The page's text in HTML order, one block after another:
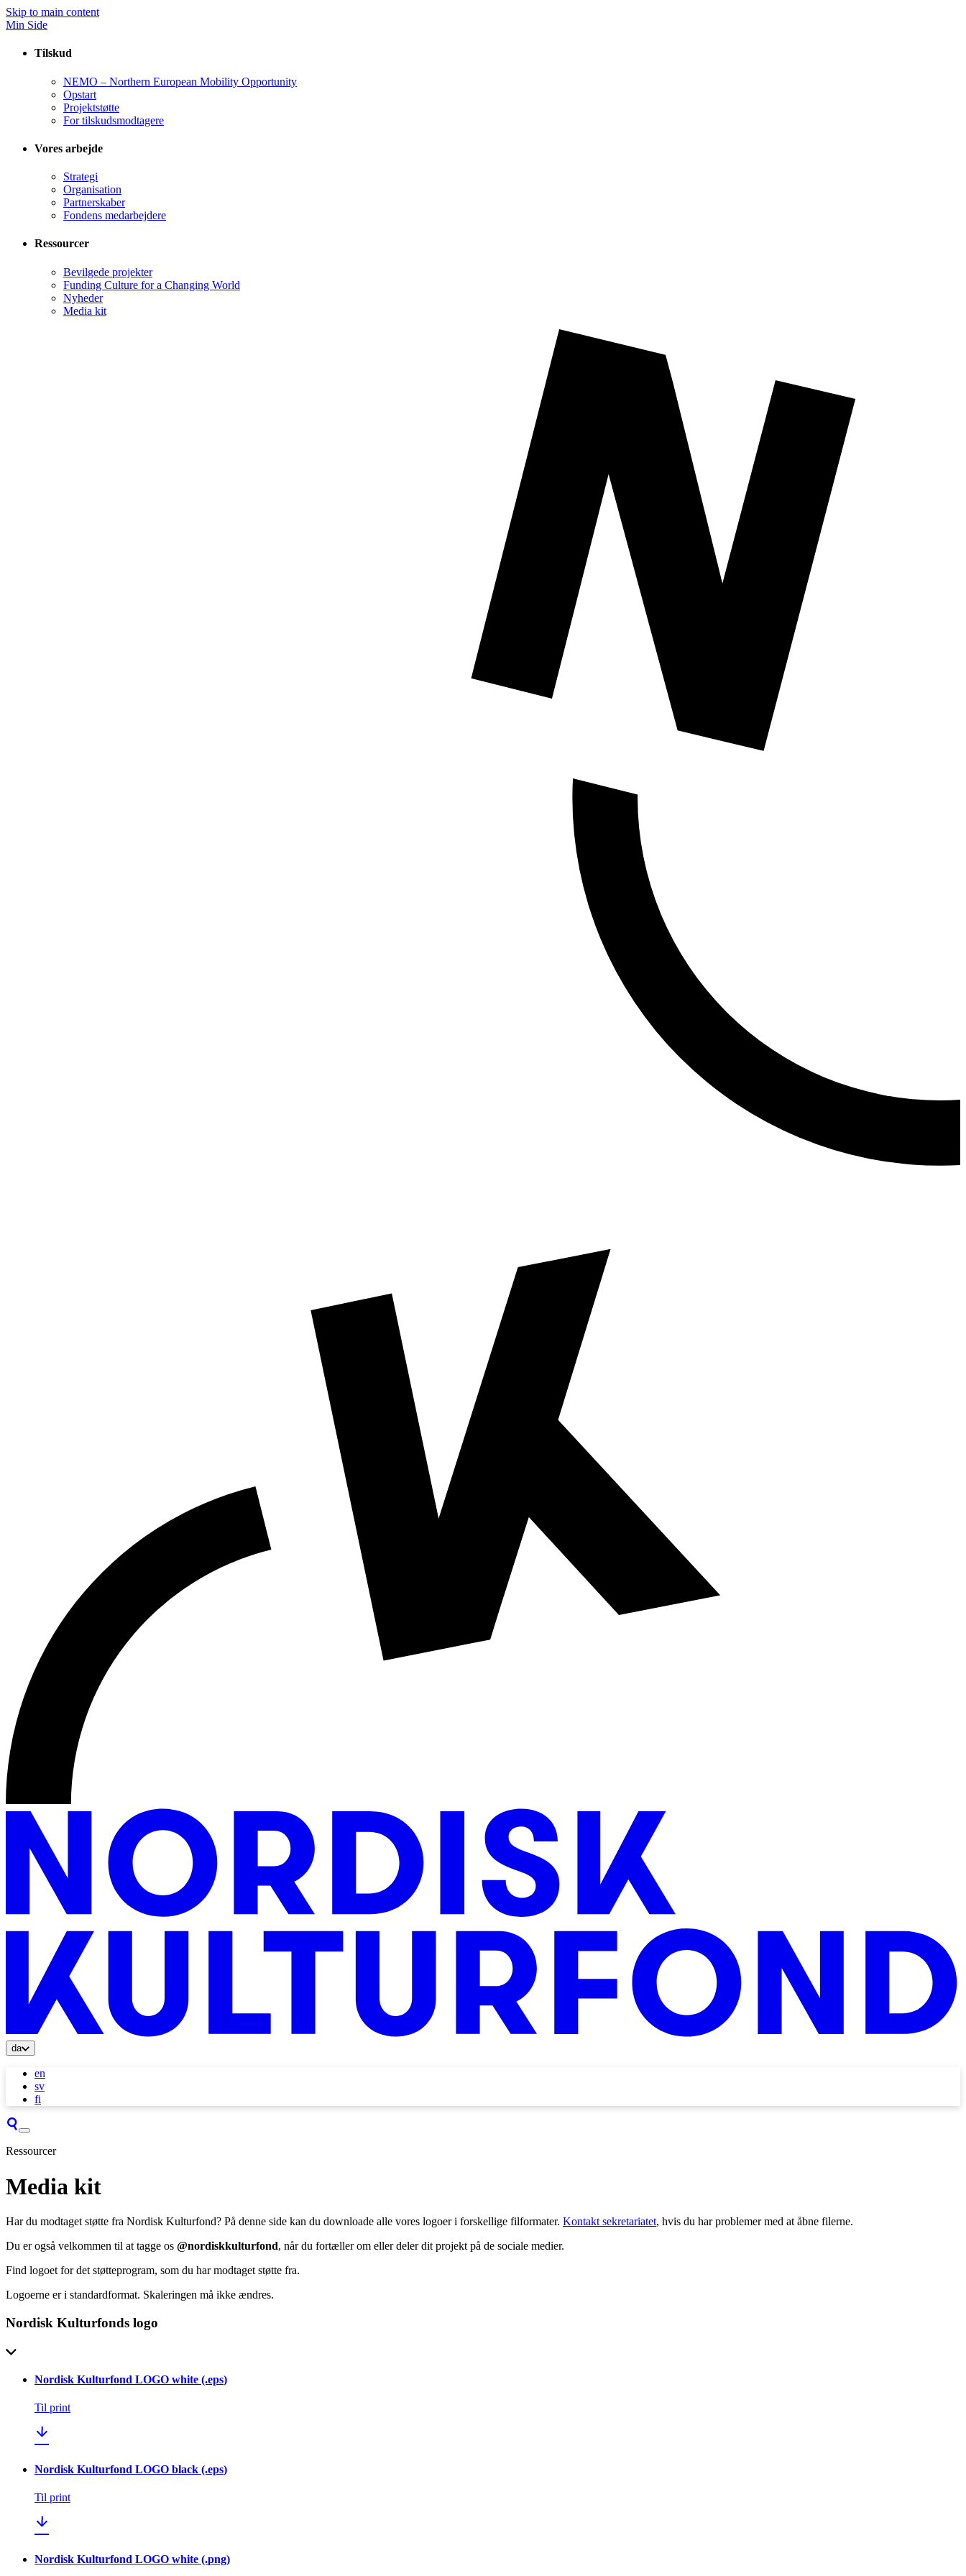
Skip to main content
Min Side
Tilskud
NEMO – Northern European Mobility Opportunity
Opstart
Projektstøtte
For tilskudsmodtagere
Vores arbejde
Strategi
Organisation
Partnerskaber
Fondens medarbejdere
Ressourcer
Bevilgede projekter
Funding Culture for a Changing World
Nyheder
Media kit
da
en
sv
fi
Ressourcer
Media kit
Har du modtaget støtte fra Nordisk Kulturfond? På denne side kan du downloade alle vores logoer i forskellige filformater. Kontakt sekretariatet, hvis du har problemer med at åbne filerne.
Du er også velkommen til at tagge os @nordiskkulturfond, når du fortæller om eller deler dit projekt på de sociale medier.
Find logoet for det støtteprogram, som du har modtaget støtte fra.
Logoerne er i standardformat. Skaleringen må ikke ændres.
Nordisk Kulturfonds logo
Nordisk Kulturfond LOGO white (.eps)
Til print
Nordisk Kulturfond LOGO black (.eps)
Til print
Nordisk Kulturfond LOGO white (.png)